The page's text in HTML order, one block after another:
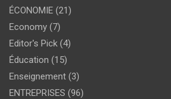
ÉCONOMIE (21)
Economy (7)
Editor's Pick (4)
Éducation (15)
Enseignement (3)
ENTREPRISES (96)